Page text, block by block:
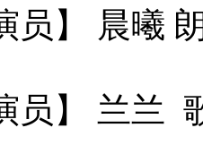
员】 晨曦
员】 兰兰